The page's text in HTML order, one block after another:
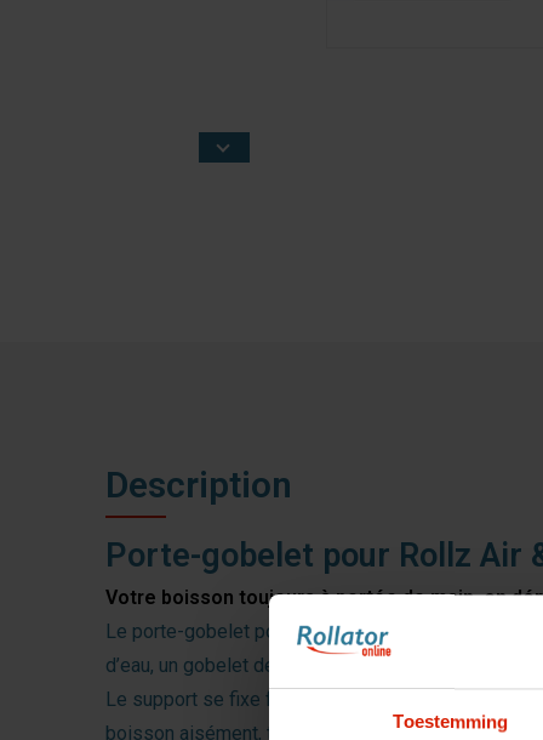
Toestemming
Description
Porte-gobelet pour Rollz Air
Votre boisson toujours à portée de main, en
Le porte-gobelet pour Rollz Air&
est
d’eau, un gobelet de café ou une petite gourde :
Le support se fixe facilement au châssis et reste
boisson aisément, tout en gardant les deux mains